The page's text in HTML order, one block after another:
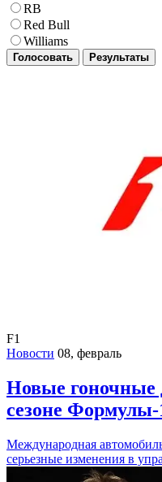
RB
Red Bull
Williams
Голосовать Результаты
F1
Новости 08, февраль
Новые гоночные
сезоне Формулы-
Международная
серьезные изменения в